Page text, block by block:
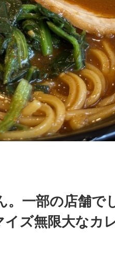
。一部の店舗で
ズ無限大なカ